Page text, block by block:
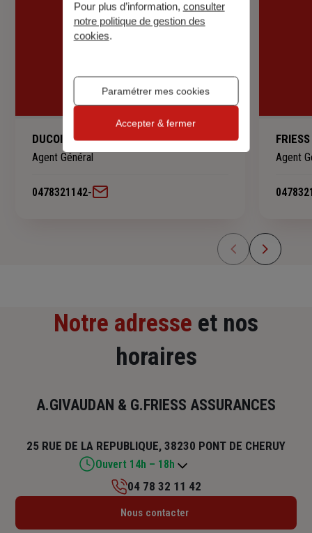
DUCOIN-GIVAUDAN Alexandra
Agent Général
0478321142-
Agent
Notre adresse et nos
horaires
A.GIVAUDAN & G.FRIESS ASSURANCES
25 RUE DE LA REPUBLIQUE, 38230 PONT DE CHERUY
Ouvert 14h – 18h
Lundi : 14h – 18h
04 78 32 11 42
Nous contacter
Pour plus d’information, consulter
notre politique de gestion des
cookies.
Paramétrer mes cookies
Accepter & fermer